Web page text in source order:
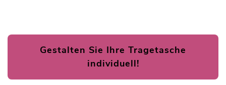
Gestalten Sie Ihre Tragetasche
individuell!